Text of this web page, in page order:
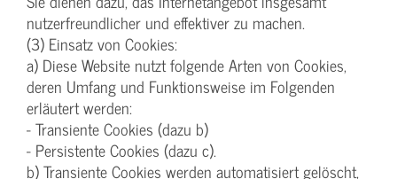
nutzerfreundlicher und effektiver zu machen.
(3) Einsatz von Cookies:
a) Diese Website nutzt folgende Arten von Cookies,
deren Umfang und Funktionsweise im Folgenden
erläutert werden:
- Transiente Cookies (dazu b)
- Persistente Cookies (dazu c).
b) Transiente Cookies werden automatisiert gelöscht,